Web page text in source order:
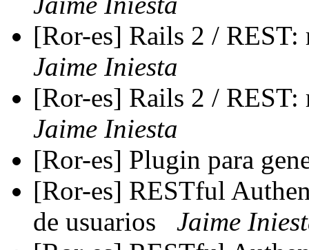
[Ror-es] Rails 2 / REST:
Jaime Iniesta
[Ror-es] Rails 2 / REST:
Jaime Iniesta
[Ror-es] Plugin para
[Ror-es] RESTful
de usuarios
Jaime